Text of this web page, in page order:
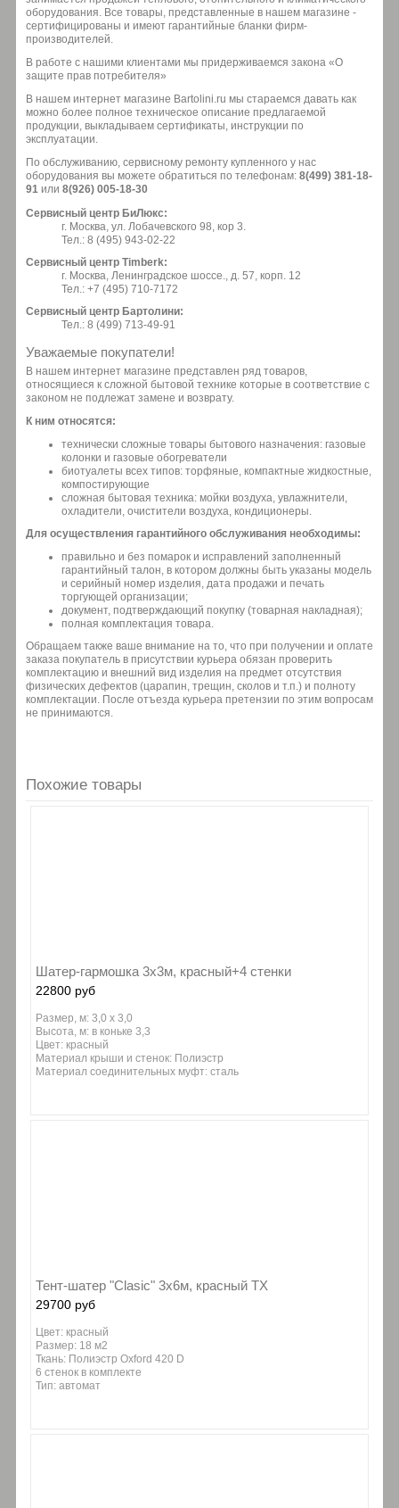
оборудования. Все товары, представленные в нашем магазине -
сертифицированы и имеют гарантийные бланки фирм-
производителей.
В работе с нашими клиентами мы придерживаемся закона «О
защите прав потребителя»
В нашем интернет магазине Bartolini.ru мы стараемся давать как
можно более полное техническое описание предлагаемой
продукции, выкладываем сертификаты, инструкции по
эксплуатации.
По обслуживанию, сервисному ремонту купленного у нас
оборудования вы можете обратиться по телефонам: 8(499) 381-18-
91 или 8(926) 005-18-30
Сервисный центр БиЛюкс:
г. Москва, ул. Лобачевского 98, кор 3.
Тел.: 8 (495) 943-02-22
Сервисный центр Timberk:
г. Москва, Ленинградское шоссе., д. 57, корп. 12
Тел.: +7 (495) 710-7172
Сервисный центр Бартолини:
Тел.: 8 (499) 713-49-91
Уважаемые покупатели!
В нашем интернет магазине представлен ряд товаров,
относящиеся к сложной бытовой технике которые в соответствие с
законом не подлежат замене и возврату.
К ним относятся:
технически сложные товары бытового назначения: газовые
колонки и газовые обогреватели
биотуалеты всех типов: торфяные, компактные жидкостные,
компостирующие
сложная бытовая техника: мойки воздуха, увлажнители,
охладители, очистители воздуха, кондиционеры.
Для осуществления гарантийного обслуживания необходимы:
правильно и без помарок и исправлений заполненный
гарантийный талон, в котором должны быть указаны модель
и серийный номер изделия, дата продажи и печать
торгующей организации;
документ, подтверждающий покупку (товарная накладная);
полная комплектация товара.
Обращаем также ваше внимание на то, что при получении и оплате
заказа покупатель в присутствии курьера обязан проверить
комплектацию и внешний вид изделия на предмет отсутствия
физических дефектов (царапин, трещин, сколов и т.п.) и полноту
комплектации. После отъезда курьера претензии по этим вопросам
не принимаются.
Похожие товары
Шатер-гармошка 3х3м, красный+4 стенки
22800 руб
Размер, м: 3,0 х 3,0
Высота, м: в коньке 3,3
Цвет: красный
Материал крыши и стенок: Полиэстр
Материал соединительных муфт: сталь
Тент-шатер "Clasic" 3х6м, красный ТХ
29700 руб
Цвет: красный
Размер: 18 м2
Ткань: Полиэстр Oxford 420 D
6 стенок в комплекте
Тип: автомат